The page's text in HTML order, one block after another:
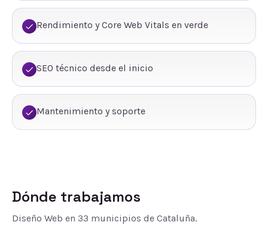
Rendimiento y Core Web Vitals en verde
SEO técnico desde el inicio
Mantenimiento y soporte
Dónde trabajamos
Diseño Web en 33 municipios de Cataluña.